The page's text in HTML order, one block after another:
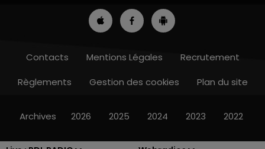
13h00 - 16h00
Contacts Mentions Légales
Recrutement
Règlements
Gestion des cookies Plan du site
Archives 2026 2025 2024 2023 2022